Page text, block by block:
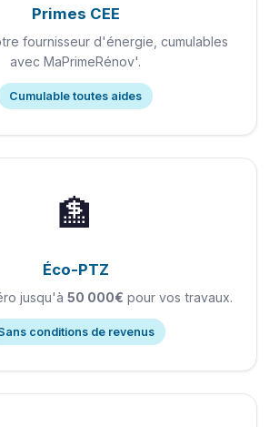
Primes CEE
fournisseur d'énergie, cumulables
avec MaPrimeRénov'.
Cumulable toutes aides
🏦
Éco-PTZ
jusqu'à 50 000€ pour vos travaux.
conditions de revenus